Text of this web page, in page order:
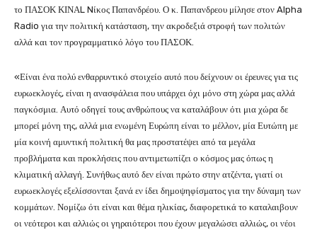
το ΠΑΣΟΚ ΚΙΝΑL Nίκος Παπανδρέου. Ο κ. Παπανδρεου μίλησε στον Alpha
Radio για την πολιτική κατάσταση, την ακροδεξιά στροφή των πολιτών
αλλά και τον προγραμματικό λόγο του ΠΑΣΟΚ.
«Είναι ένα πολύ ενθαρρυντικό στοιχείο αυτό που δείχνουν οι έρευνες για τις
ευρωεκλογές, είναι η ανασφάλεια που υπάρχει όχι μόνο στη χώρα μας αλλά
παγκόσμια. Αυτό οδηγεί τους ανθρώπους να καταλάβουν ότι μια χώρα δε
μπορεί μόνη της, αλλά μια ενωμένη Ευρώπη είναι το μέλλον, μία Ευτώπη με
μία κοινή αμυντική πολιτική θα μας προστατέψει από τα μεγάλα
προβλήματα και προκλήσεις που αντιμετωπίζει ο κόσμος μας όπως η
κλιματική αλλαγή. Συνήθως αυτό δεν είναι πρώτο στην ατζέντα, γιατί οι
ευρωεκλογές εξελίσσονται ξανά εν ίδει δημοψηφίσματος για την δύναμη των
κομμάτων. Νομίζω ότι είναι και θέμα ηλικίας, διαφορετικά το καταλαιβουν
οι νεότεροι και αλλιώς οι γηραιότεροι που έχουν μεγαλώσει αλλιώς, οι νέοι